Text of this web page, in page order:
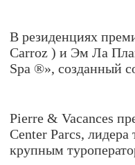
В резиденциях
Carroz ) и Эм Ла
Spa ®», созданный
Pierre & Vacances
Center Parcs,
крупным